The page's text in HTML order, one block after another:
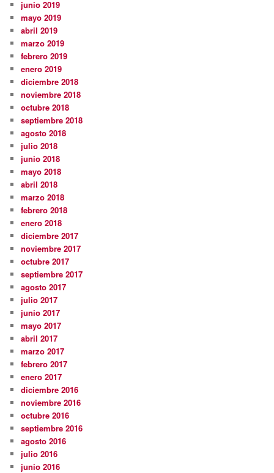
junio 2019
mayo 2019
abril 2019
marzo 2019
febrero 2019
enero 2019
diciembre 2018
noviembre 2018
octubre 2018
septiembre 2018
agosto 2018
julio 2018
junio 2018
mayo 2018
abril 2018
marzo 2018
febrero 2018
enero 2018
diciembre 2017
noviembre 2017
octubre 2017
septiembre 2017
agosto 2017
julio 2017
junio 2017
mayo 2017
abril 2017
marzo 2017
febrero 2017
enero 2017
diciembre 2016
noviembre 2016
octubre 2016
septiembre 2016
agosto 2016
julio 2016
junio 2016